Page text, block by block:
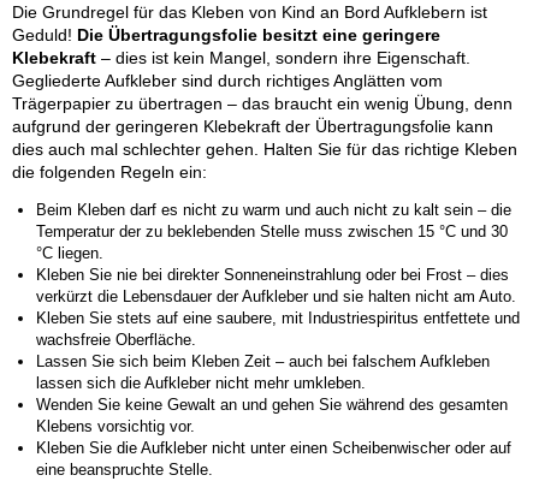
Die Grundregel für das Kleben von Kind an Bord Aufklebern ist
Geduld! Die Übertragungsfolie besitzt eine geringere
Klebekraft – dies ist kein Mangel, sondern ihre Eigenschaft.
Gegliederte Aufkleber sind durch richtiges Anglätten vom
Trägerpapier zu übertragen – das braucht ein wenig Übung, denn
aufgrund der geringeren Klebekraft der Übertragungsfolie kann
dies auch mal schlechter gehen. Halten Sie für das richtige Kleben
die folgenden Regeln ein:
Beim Kleben darf es nicht zu warm und auch nicht zu kalt sein – die
Temperatur der zu beklebenden Stelle muss zwischen 15 °C und 30
°C liegen.
Kleben Sie nie bei direkter Sonneneinstrahlung oder bei Frost – dies
verkürzt die Lebensdauer der Aufkleber und sie halten nicht am Auto.
Kleben Sie stets auf eine saubere, mit Industriespiritus entfettete und
wachsfreie Oberfläche.
Lassen Sie sich beim Kleben Zeit – auch bei falschem Aufkleben
lassen sich die Aufkleber nicht mehr umkleben.
Wenden Sie keine Gewalt an und gehen Sie während des gesamten
Klebens vorsichtig vor.
Kleben Sie die Aufkleber nicht unter einen Scheibenwischer oder auf
eine beanspruchte Stelle.